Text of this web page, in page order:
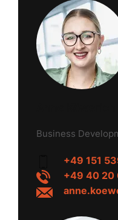
Business
+49 151
+49 40 20